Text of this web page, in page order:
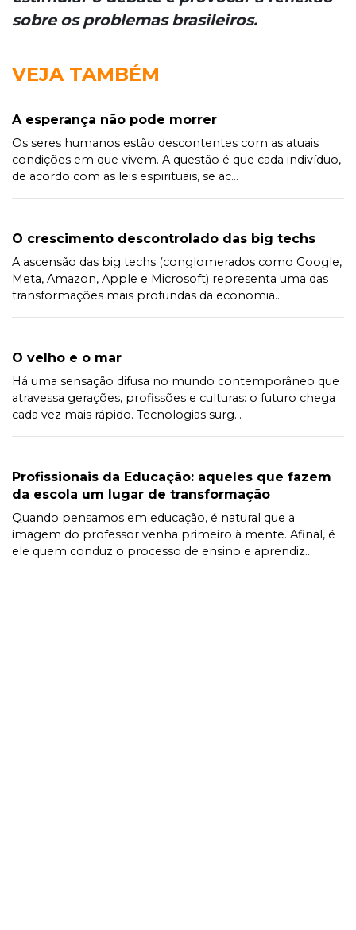
sobre os problemas brasileiros.
VEJA TAMBÉM
A esperança não pode morrer
Os seres humanos estão descontentes com as atuais
condições em que vivem. A questão é que cada indivíduo,
de acordo com as leis espirituais, se ac...
O crescimento descontrolado das big techs
A ascensão das big techs (conglomerados como Google,
Meta, Amazon, Apple e Microsoft) representa uma das
transformações mais profundas da economia...
O velho e o mar
Há uma sensação difusa no mundo contemporâneo que
atravessa gerações, profissões e culturas: o futuro chega
cada vez mais rápido. Tecnologias surg...
Profissionais da Educação: aqueles que fazem
da escola um lugar de transformação
Quando pensamos em educação, é natural que a
imagem do professor venha primeiro à mente. Afinal, é
ele quem conduz o processo de ensino e aprendiz...